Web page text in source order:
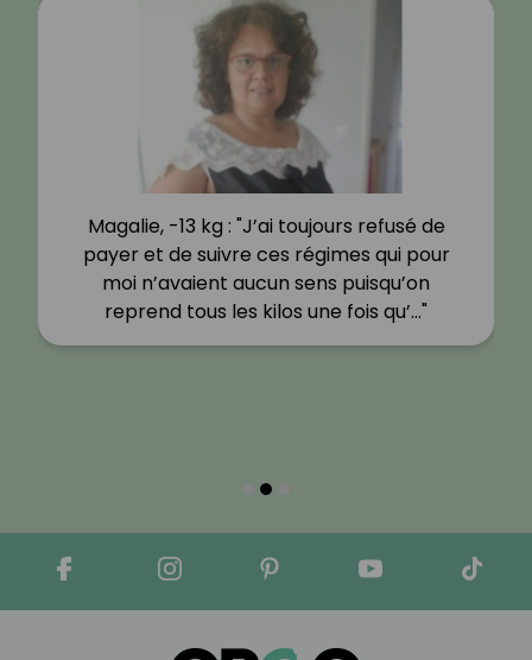
Magalie, -13 kg : "J’ai toujours refusé de
payer et de suivre ces régimes qui pour
moi n’avaient aucun sens puisqu’on
reprend tous les kilos une fois qu’…"